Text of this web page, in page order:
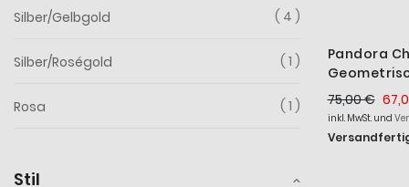
Pandora
Zirkonia
796211CZ
75,00 €
inkl. MwSt. und
Silber/Gelbgold 4
Silber/Roségold 1
Rosa 1
Stil